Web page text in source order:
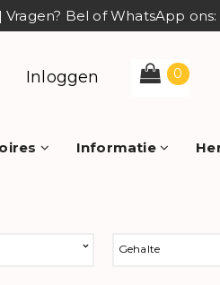
Bel of WhatsApp
Inloggen 0
Informatie
Gehalte